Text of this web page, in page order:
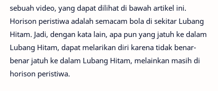
sebuah video, yang dapat dilihat di bawah artikel ini.
Horison peristiwa adalah semacam bola di sekitar Lubang
Hitam. Jadi, dengan kata lain, apa pun yang jatuh ke dalam
Lubang Hitam, dapat melarikan diri karena tidak benar-
benar jatuh ke dalam Lubang Hitam, melainkan masih di
horison peristiwa.